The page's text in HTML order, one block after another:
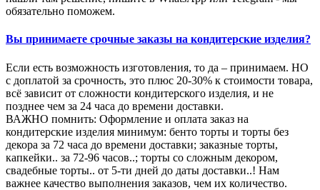
обязательно поможем.
Вы принимаете срочные заказы на кондитерские изделия?
Если есть возможность изготовления, то да – принимаем. НО
с доплатой за срочность, это плюс 20-30% к стоимости товара,
всё зависит от сложности кондитерского изделия, и не
позднее чем за 24 часа до времени доставки.
ВАЖНО помнить: Оформление и оплата заказ на
кондитерские изделия минимум: бенто торты и торты без
декора за 72 часа до времени доставки; заказные торты,
капкейки.. за 72-96 часов..; торты со сложным декором,
свадебные торты.. от 5-ти дней до даты доставки..! Нам
важнее качество выполнения заказов, чем их количество.